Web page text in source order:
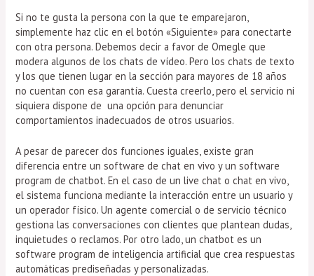
Si no te gusta la persona con la que te emparejaron,
simplemente haz clic en el botón «Siguiente» para conectarte
con otra persona. Debemos decir a favor de Omegle que
modera algunos de los chats de vídeo. Pero los chats de texto
y los que tienen lugar en la sección para mayores de 18 años
no cuentan con esa garantía. Cuesta creerlo, pero el servicio ni
siquiera dispone de una opción para denunciar
comportamientos inadecuados de otros usuarios.
A pesar de parecer dos funciones iguales, existe gran
diferencia entre un software de chat en vivo y un software
program de chatbot. En el caso de un live chat o chat en vivo,
el sistema funciona mediante la interacción entre un usuario y
un operador físico. Un agente comercial o de servicio técnico
gestiona las conversaciones con clientes que plantean dudas,
inquietudes o reclamos. Por otro lado, un chatbot es un
software program de inteligencia artificial que crea respuestas
automáticas prediseñadas y personalizadas.